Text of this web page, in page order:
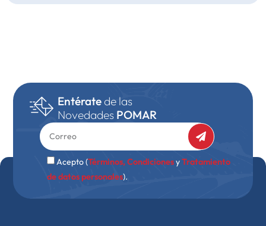
Entérate de las
NovedadesPOMAR
Acepto (Términos, CondicionesyTratamiento
de datos personales).